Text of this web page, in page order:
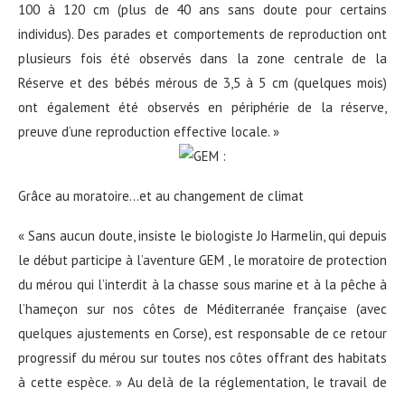
100 à 120 cm (plus de 40 ans sans doute pour certains
individus). Des parades et comportements de reproduction ont
plusieurs fois été observés dans la zone centrale de la
Réserve et des bébés mérous de 3,5 à 5 cm (quelques mois)
ont également été observés en périphérie de la réserve,
preuve d’une reproduction effective locale. »
Grâce au moratoire…et au changement de climat
« Sans aucun doute, insiste le biologiste Jo Harmelin, qui depuis
le début participe à l’aventure GEM , le moratoire de protection
du mérou qui l’interdit à la chasse sous marine et à la pêche à
l’hameçon sur nos côtes de Méditerranée française (avec
quelques ajustements en Corse), est responsable de ce retour
progressif du mérou sur toutes nos côtes offrant des habitats
à cette espèce. » Au delà de la réglementation, le travail de